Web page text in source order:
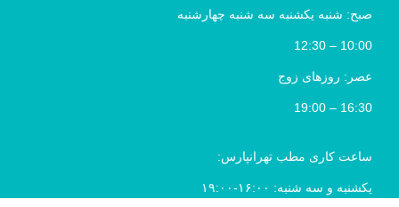
صبح: شنبه یکشنبه سه شنبه چهارشنبه
10:00 – 12:30
عصر: روزهای زوج
16:30 – 19:00
ساعت کاری مطب تهرانپارس:
یکشنبه و سه شنبه: ۱۶:۰۰-۱۹:۰۰